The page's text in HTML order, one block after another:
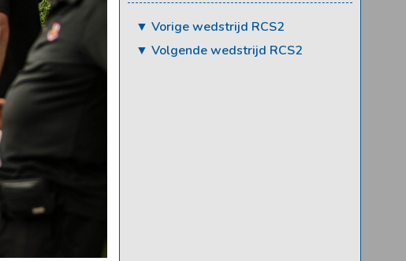
▼ Vorige wedstrijd RCS2
▼ Volgende wedstrijd RCS2